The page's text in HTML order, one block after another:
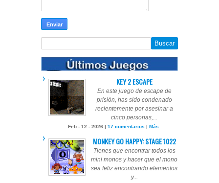
KEY 2 ESCAPE
En este juego de escape de
prisión, has sido condenado
recientemente por asesinar a
cinco personas,...
Feb - 12 - 2026 | 17 comentarios | Más
MONKEY GO HAPPY: STAGE 1022
Tienes que encontrar todos los
mini monos y hacer que el mono
sea feliz encontrando elementos
y...